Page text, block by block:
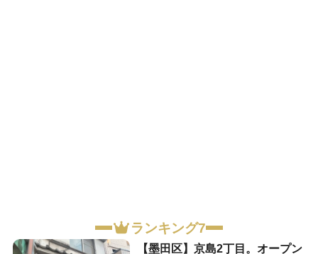
ランキング7
【墨田区】京島2丁目。オープン